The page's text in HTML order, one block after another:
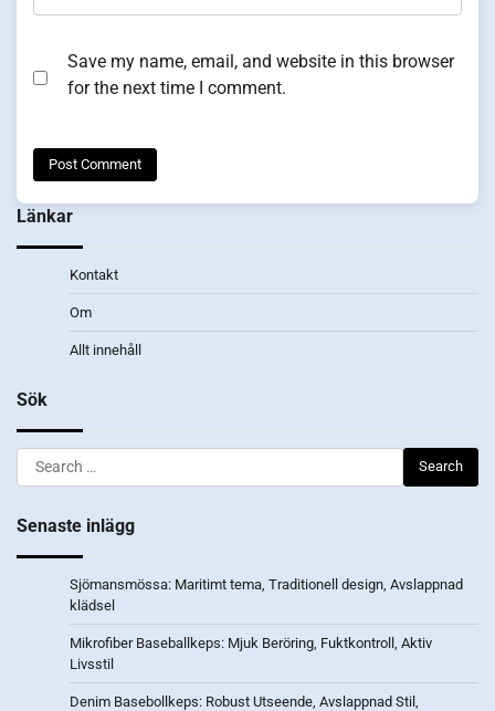
Save my name, email, and website in this browser
for the next time I comment.
Länkar
Kontakt
Om
Allt innehåll
Sök
Search
for:
Senaste inlägg
Sjömansmössa: Maritimt tema, Traditionell design, Avslappnad
klädsel
Mikrofiber Baseballkeps: Mjuk Beröring, Fuktkontroll, Aktiv
Livsstil
Denim Basebollkeps: Robust Utseende, Avslappnad Stil,